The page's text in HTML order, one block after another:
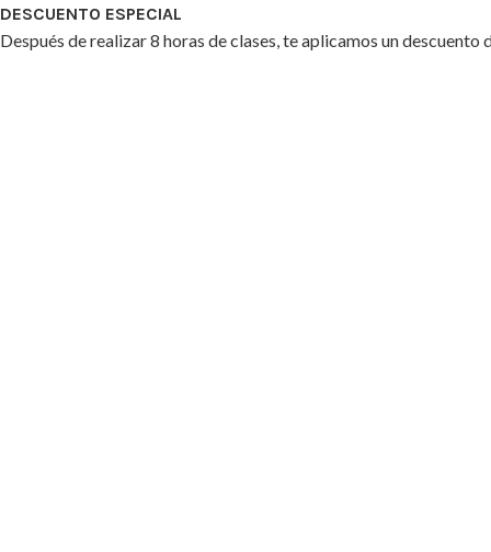
DESCUENTO ESPECIAL
Después de realizar 8 horas de clases, te aplicamos un descuento